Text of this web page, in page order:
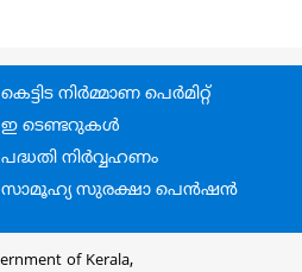
കെട്ടിട നിര്‍മ്മാണ പെര്‍മിറ്റ്‌
ഇ ടെണ്ടറുകള്‍
പദ്ധതി നിര്‍വ്വഹണം
സാമൂഹ്യ സുരക്ഷാ പെന്‍ഷന്‍
of Kerala,